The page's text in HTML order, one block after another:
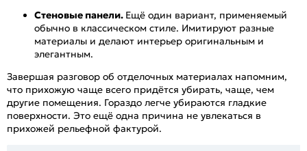
Стеновые панели. Ещё один вариант, применяемый
обычно в классическом стиле. Имитируют разные
материалы и делают интерьер оригинальным и
элегантным.
Завершая разговор об отделочных материалах напомним,
что прихожую чаще всего придётся убирать, чаще, чем
другие помещения. Гораздо легче убираются гладкие
поверхности. Это ещё одна причина не увлекаться в
прихожей рельефной фактурой.